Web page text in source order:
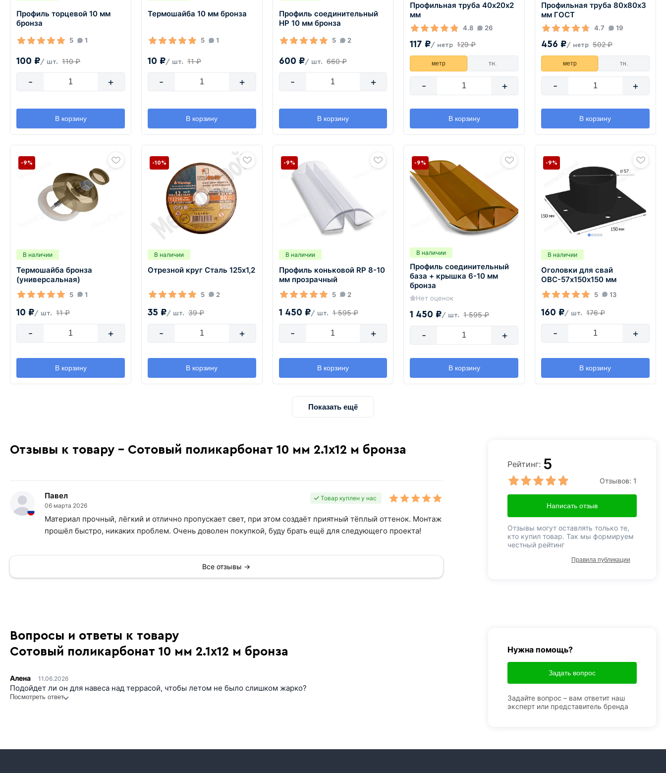
Профиль торцевой 10 мм
бронза
5 1
100 ₽/ шт. 110 ₽
- +
В корзину
Термошайба 10 мм бронза
5 1
10 ₽/ шт. 11 ₽
- +
В корзину
Профиль соединительный
HP 10 мм бронза
5 2
600 ₽/ шт. 660 ₽
- +
В корзину
Профильная труба 40х20х2
мм
4.8 26
117 ₽/ метр 129 ₽
метр тн.
- +
В корзину
Профильная труба 80х80х3
мм ГОСТ
4.7 19
456 ₽/ метр 502 ₽
метр тн.
- +
В корзину
В наличии
Термошайба бронза
(универсальная)
5 1
10 ₽/ шт. 11 ₽
-9%
- +
В корзину
В наличии
Отрезной круг Сталь 125х1,2
5 2
35 ₽/ шт. 39 ₽
-10%
- +
В корзину
В наличии
Профиль коньковой RP 8-10
мм прозрачный
5 2
1 450 ₽/ шт. 1 595 ₽
-9%
- +
В корзину
В наличии
Профиль соединительный
база + крышка 6-10 мм
бронза
Нет оценок
1 450 ₽/ шт. 1 595 ₽
-9%
- +
В корзину
В наличии
Оголовки для свай
ОВС-57х150х150 мм
5 13
160 ₽/ шт. 176 ₽
-9%
- +
В корзину
Показать ещё
Отзывы к товару - Сотовый поликарбонат 10 мм 2.1х12 м бронза
Павел
06 марта 2026
Товар куплен у нас
Материал прочный, лёгкий и отлично пропускает свет, при этом создаёт приятный тёплый оттенок. Монтаж
прошёл быстро, никаких проблем. Очень доволен покупкой, буду брать ещё для следующего проекта!
Все отзывы →
Рейтинг: 5
Отзывов: 1
Написать отзыв
Отзывы могут оставлять только те,
кто купил товар. Так мы формируем
честный рейтинг
Правила публикации
Вопросы и ответы к товару
Сотовый поликарбонат 10 мм 2.1х12 м бронза
Алена 11.06.2026
Подойдет ли он для навеса над террасой, чтобы летом не было слишком жарко?
Посмотреть ответ
Нужна помощь?
Задать вопрос
Задайте вопрос – вам ответит наш
эксперт или представитель бренда